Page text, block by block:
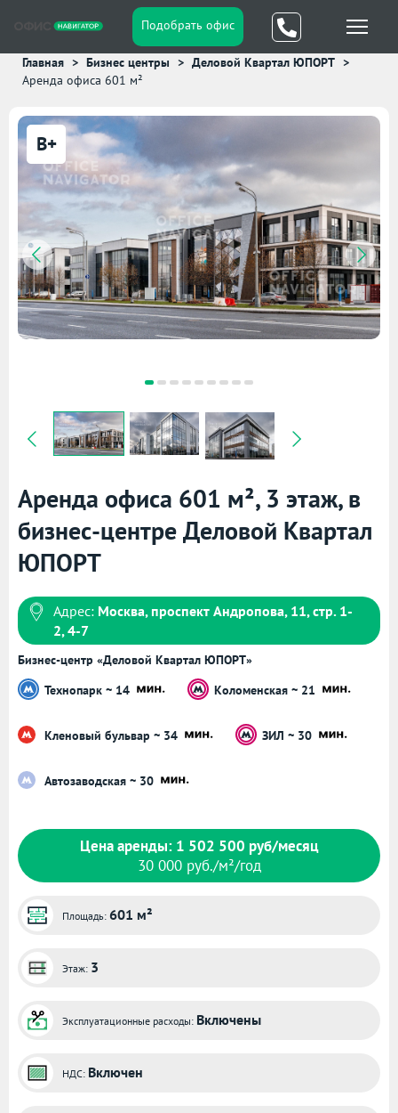
Подобрать офис
Главная Бизнес центры
Деловой Квартал ЮПОРТ
Аренда офиса 601 м²
B+
Аренда офиса 601 м², 3 этаж, в
бизнес-центре Деловой Квартал
ЮПОРТ
Адрес: Москва, проспект Андропова, 11, стр. 1-
2, 4-7
Бизнес-центр «Деловой Квартал ЮПОРТ»
Технопарк ~ 14
Коломенская ~ 21
Кленовый бульвар ~ 34 ЗИЛ ~ 30
Автозаводская ~ 30
Цена аренды: 1 502 500 руб/месяц
30 000 руб./м²/год
Площадь: 601 м²
Этаж: 3
Эксплуатационные расходы: Включены
НДС: Включен